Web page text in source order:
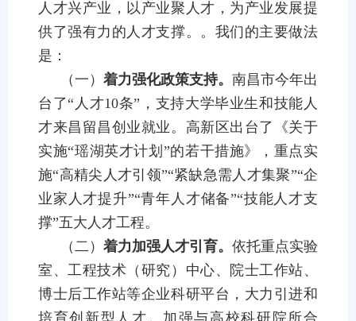
人才兴产业，以产业聚人才，为产业发展提
供了强有力的人才支撑。。 我们的主要做法
是：
（一） 着力强化政策支持。 南昌市今年出
台了“人才10条”， 支持大学毕业生和技能人
才来昌留昌创业就业。 高新区 出台了《关于
实施“瑶湖英才计划”的若干措施》，重点实
施“高精尖人才引领”“紧缺急需人才集聚”“企
业家人才提升”“青年人才储备”“技能人才支
撑”五大人才工程。
（二） 着力加强人才引育。 依托重点实验
室、工程技术（研究）中心、院士工作站、
博士后工作站等企业科研平台，大力引进和
培育创新型人才。加强与高校科研院所合